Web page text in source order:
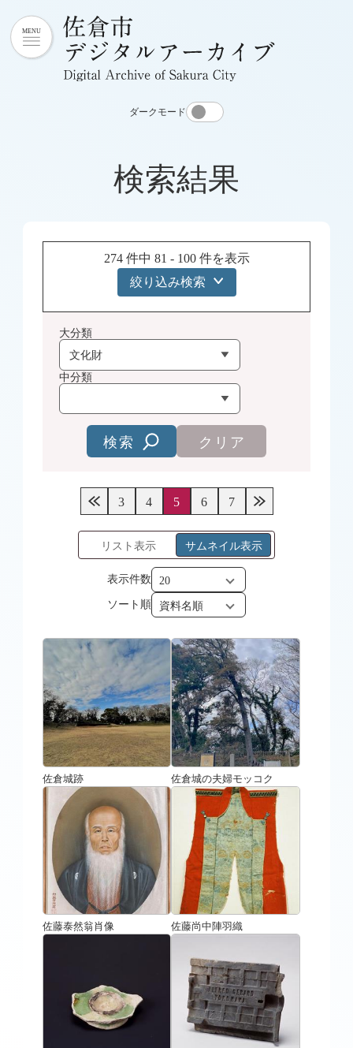
ダークモード
検索結果
274 件中 81 - 100 件を表示
絞り込み検索
大分類
中分類
検索 クリア
3 4 5 6 7
リスト表示 サムネイル表示
表示件数
ソート順
佐倉城跡 佐倉城の夫婦モッコク
佐藤泰然翁肖像 佐藤尚中陣羽織